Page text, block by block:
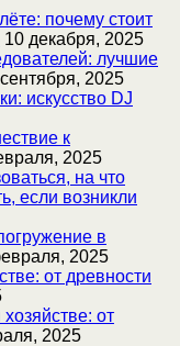
почему стоит
10 декабря, 2025
лучшие
2025
искусство DJ
к
2025
на что
если возникли
в
2025
от древности
от
2025